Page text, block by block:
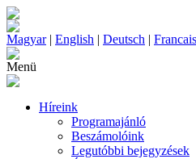
Magyar| English | Deutsch | Francais
Menü
Híreink
Programajánló
Beszámolóink
Legutóbbi bejegyzések